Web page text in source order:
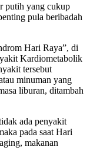
putih yang cukup
pula beribadah
Hari Raya”, di
Kardiometabolik
tersebut
minuman yang
liburan, ditambah
ada penyakit
pada saat Hari
makanan